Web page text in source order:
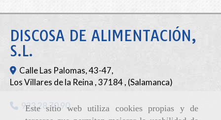
Este sitio web utiliza cookies propias y de
DISCOSA DE ALIMENTACIÓN,
S.L.
Calle Las Palomas, 43-47,
Los Villares de la Reina ,37184, (Salamanca)
923 28 70 90